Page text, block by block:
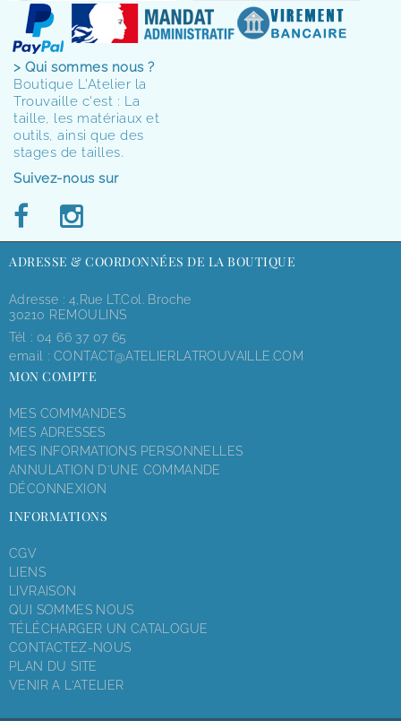
> Qui sommes nous ?
Boutique L'Atelier la
Trouvaille c'est : La
taille, les matériaux et
outils, ainsi que des
stages de tailles.
Suivez-nous sur
ADRESSE & COORDONNÉES DE LA BOUTIQUE
Adresse : 4,rue LT.Col. Broche
30210 REMOULINS
Tél : 04 66 37 07 65
email : CONTACT@ATELIERLATROUVAILLE.COM
MON COMPTE
MES COMMANDES
MES ADRESSES
MES INFORMATIONS PERSONNELLES
ANNULATION D'UNE COMMANDE
DÉCONNEXION
INFORMATIONS
CGV
LIENS
LIVRAISON
QUI SOMMES NOUS
TÉLÉCHARGER UN CATALOGUE
CONTACTEZ-NOUS
PLAN DU SITE
VENIR A L'ATELIER